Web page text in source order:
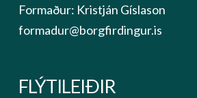
Formaður: Kristján Gíslason
formadur@borgfirdingur.is
FLÝTILEIÐIR